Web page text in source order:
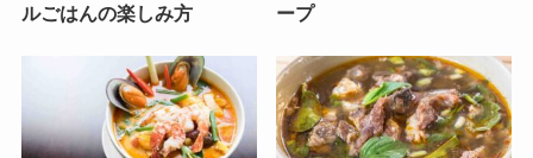
ルごはんの楽しみ方
ープ